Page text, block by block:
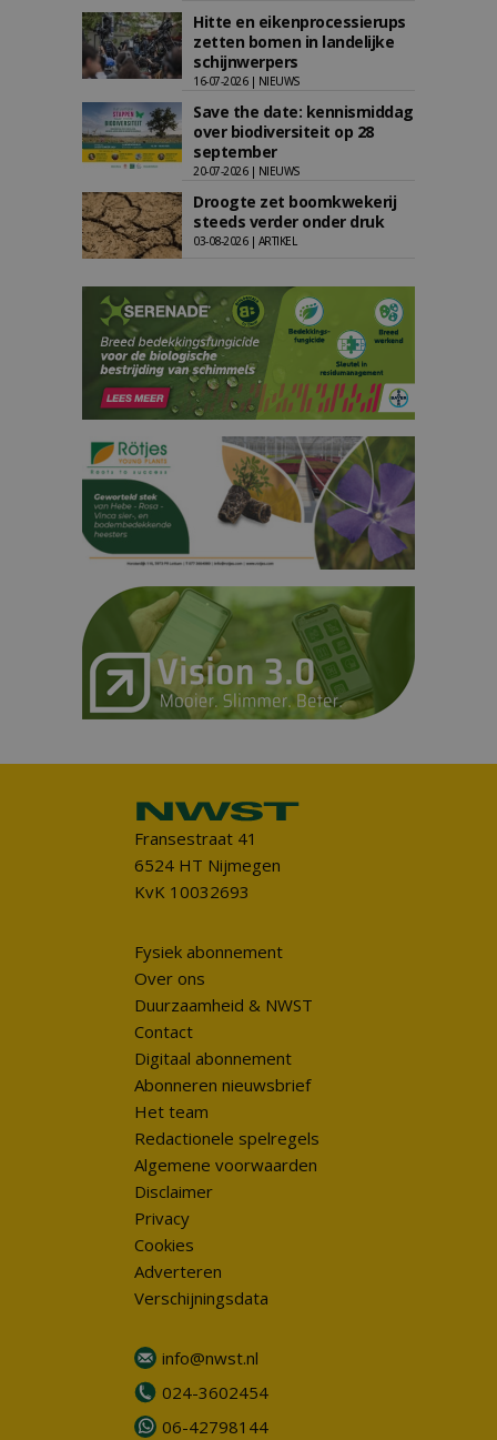
Hitte en eikenprocessierups
zetten bomen in landelijke
schijnwerpers
16-07-2026 | NIEUWS
Save the date: kennismiddag
over biodiversiteit op 28
september
20-07-2026 | NIEUWS
Droogte zet boomkwekerij
steeds verder onder druk
03-08-2026 | ARTIKEL
Fransestraat 41
6524 HT Nijmegen
KvK 10032693
Fysiek abonnement
Over ons
Duurzaamheid & NWST
Contact
Digitaal abonnement
Abonneren nieuwsbrief
Het team
Redactionele spelregels
Algemene voorwaarden
Disclaimer
Privacy
Cookies
Adverteren
Verschijningsdata
info@nwst.nl
024-3602454
06-42798144